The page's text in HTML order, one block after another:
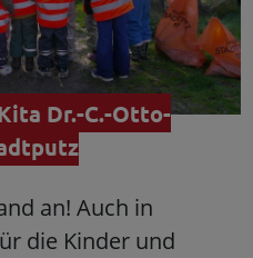
Dr.-C.-Otto-
an! Auch in
die Kinder und